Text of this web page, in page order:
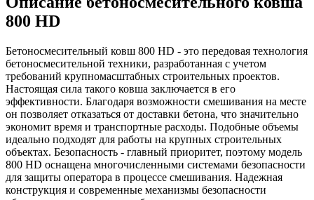
800 HD
Бетоносмесительный ковш 800 HD - это передовая технология
бетоносмесительной техники, разработанная с учетом
требований крупномасштабных строительных проектов.
Настоящая сила такого ковша заключается в его
эффективности. Благодаря возможности смешивания на месте
он позволяет отказаться от доставки бетона, что значительно
экономит время и транспортные расходы. Подобные объемы
идеально подходят для работы на крупных строительных
объектах. Безопасность - главный приоритет, поэтому модель
800 HD оснащена многочисленными системами безопасности
для защиты оператора в процессе смешивания. Надежная
конструкция и современные механизмы безопасности